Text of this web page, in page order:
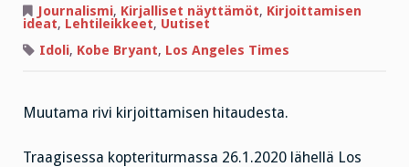
Bryantin
rutistuksessa
Journalismi, Kirjalliset näyttämöt, Kirjoittamisen
ideat, Lehtileikkeet, Uutiset
Idoli, Kobe Bryant, Los Angeles Times
Muutama rivi kirjoittamisen hitaudesta.
Traagisessa kopteriturmassa 26.1.2020 lähellä Los